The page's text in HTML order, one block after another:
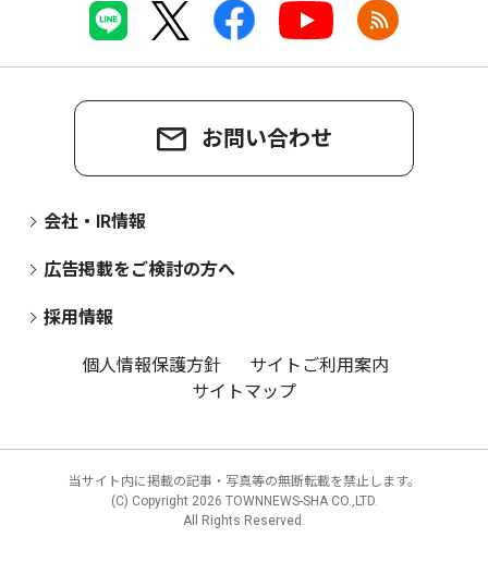
お問い合わせ
会社・IR情報
広告掲載をご検討の方へ
採用情報
個人情報保護方針
サイトご利用案内
サイトマップ
当サイト内に掲載の記事・写真等の無断転載を禁止します。
(C) Copyright 2026 TOWNNEWS-SHA CO.,LTD.
All Rights Reserved.